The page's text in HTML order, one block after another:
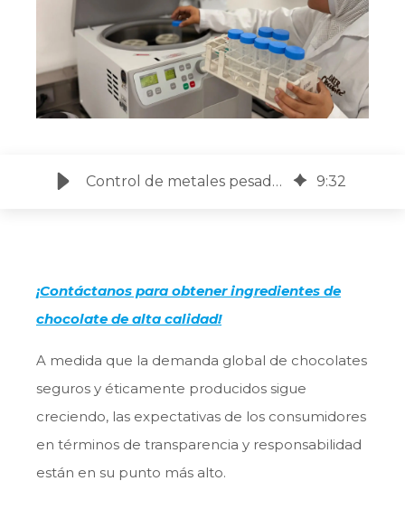
Control de metales pesados y alérgenos en la fabricación de chocolate 9:32
¡Contáctanos para obtener ingredientes de
chocolate de alta calidad!
A medida que la demanda global de chocolates
seguros y éticamente producidos sigue
creciendo, las expectativas de los consumidores
en términos de transparencia y responsabilidad
están en su punto más alto.